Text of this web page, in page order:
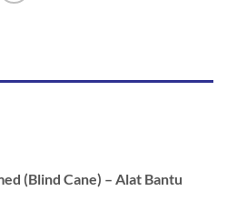
(Blind Cane) – Alat Bantu